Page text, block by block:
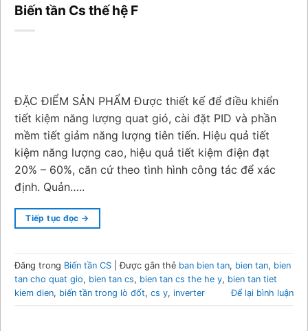
Biến tần Cs thế hệ F
ĐẶC ĐIỂM SẢN PHẨM Được thiết kế để điều khiển
tiết kiệm năng lượng quat gió, cài đặt PID và phần
mềm tiết giảm năng lượng tiên tiến. Hiệu quả tiết
kiệm năng lượng cao, hiệu quả tiết kiệm điện đạt
20% – 60%, căn cứ theo tình hình công tác để xác
định. Quản…..
Tiếp tục đọc →
Đăng trong Biến tần CS |Được gắn thẻ ban bien tan, bien tan, bien
tan cho quat gio, bien tan cs, bien tan cs the he y, bien tan tiet
kiem dien, biến tần trong lò đốt, cs y, inverter Để lại bình luận